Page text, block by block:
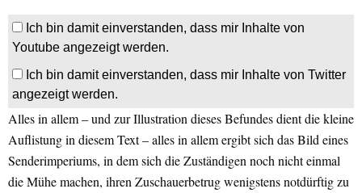
Ich bin damit einverstanden, dass mir Inhalte von
Youtube angezeigt werden.
Ich bin damit einverstanden, dass mir Inhalte von Twitter
angezeigt werden.
Alles in allem – und zur Illustration dieses Befundes dient die kleine
Auflistung in diesem Text – alles in allem ergibt sich das Bild eines
Senderimperiums, in dem sich die Zuständigen noch nicht einmal
die Mühe machen, ihren Zuschauerbetrug wenigstens notdürftig zu